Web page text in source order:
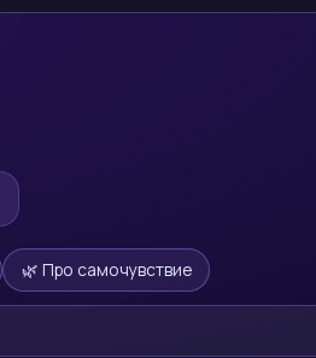
🌿 Про самочувствие